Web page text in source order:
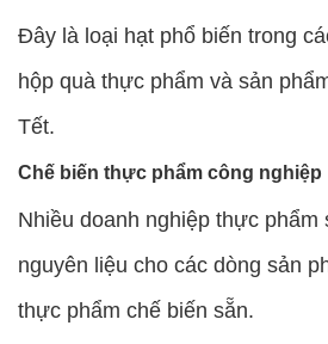
Đây là loại hạt phổ biến trong
hộp quà thực phẩm và sản
Tết.
Chế biến thực phẩm công nghiệp
Nhiều doanh nghiệp thực phẩm
nguyên liệu cho các dòng sản
thực phẩm chế biến sẵn.